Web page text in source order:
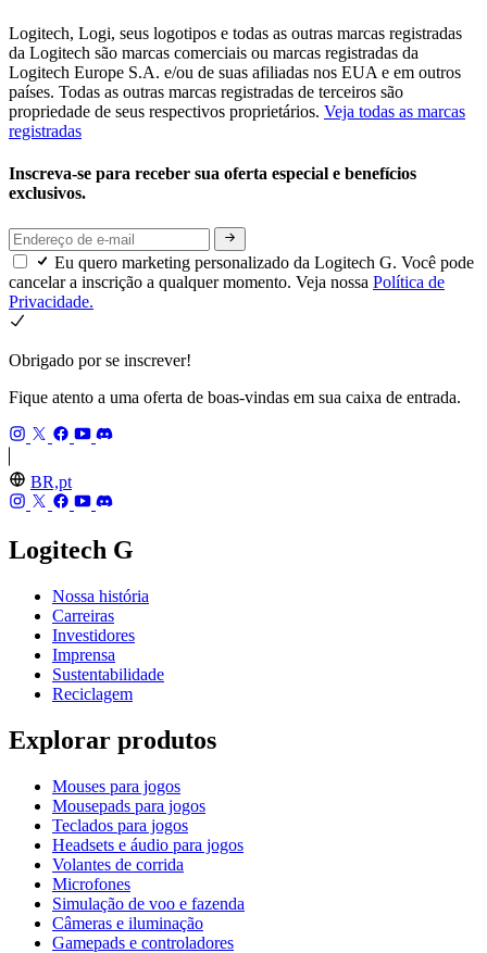
Logitech, Logi, seus logotipos e todas as outras marcas registradas
da Logitech são marcas comerciais ou marcas registradas da
Logitech Europe S.A. e/ou de suas afiliadas nos EUA e em outros
países. Todas as outras marcas registradas de terceiros são
propriedade de seus respectivos proprietários. Veja todas as marcas
registradas
Inscreva-se para receber sua oferta especial e benefícios
exclusivos.
Eu quero marketing personalizado da Logitech G. Você pode
cancelar a inscrição a qualquer momento. Veja nossa Política de
Privacidade.
Obrigado por se inscrever!
Fique atento a uma oferta de boas-vindas em sua caixa de entrada.
BR,pt
Logitech G
Nossa história
Carreiras
Investidores
Imprensa
Sustentabilidade
Reciclagem
Explorar produtos
Mouses para jogos
Mousepads para jogos
Teclados para jogos
Headsets e áudio para jogos
Volantes de corrida
Microfones
Simulação de voo e fazenda
Câmeras e iluminação
Gamepads e controladores